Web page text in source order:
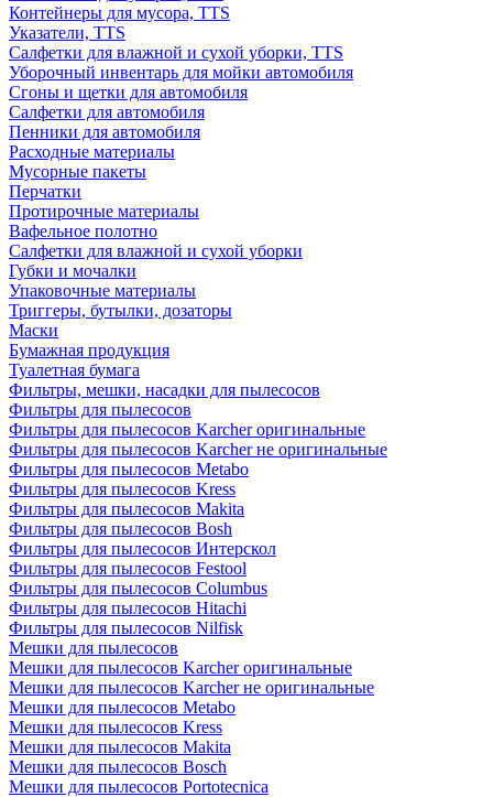
Контейнеры для мусора, TTS
Указатели, TTS
Салфетки для влажной и сухой уборки, TTS
Уборочный инвентарь для мойки автомобиля
Сгоны и щетки для автомобиля
Салфетки для автомобиля
Пенники для автомобиля
Расходные материалы
Мусорные пакеты
Перчатки
Протирочные материалы
Вафельное полотно
Салфетки для влажной и сухой уборки
Губки и мочалки
Упаковочные материалы
Триггеры, бутылки, дозаторы
Маски
Бумажная продукция
Туалетная бумага
Фильтры, мешки, насадки для пылесосов
Фильтры для пылесосов
Фильтры для пылесосов Karcher оригинальные
Фильтры для пылесосов Karcher не оригинальные
Фильтры для пылесосов Metabo
Фильтры для пылесосов Kress
Фильтры для пылесосов Makita
Фильтры для пылесосов Bosh
Фильтры для пылесосов Интерскол
Фильтры для пылесосов Festool
Фильтры для пылесосов Columbus
Фильтры для пылесосов Hitachi
Фильтры для пылесосов Nilfisk
Мешки для пылесосов
Мешки для пылесосов Karcher оригинальные
Мешки для пылесосов Karcher не оригинальные
Мешки для пылесосов Metabo
Мешки для пылесосов Kress
Мешки для пылесосов Makita
Мешки для пылесосов Bosch
Мешки для пылесосов Portotecnica